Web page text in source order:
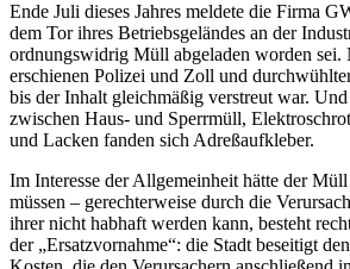
Ende Juli dieses Jahres meldete die Firma
dem Tor ihres Betriebsgeländes an der
ordnungswidrig Müll abgeladen worden sei.
erschienen Polizei und Zoll und
bis der Inhalt gleichmäßig verstreut war.
zwischen Haus- und Sperrmüll,
und Lacken fanden sich Adreßaufkleber.
Im Interesse der Allgemeinheit hätte der
müssen – gerechterweise durch die
ihrer nicht habhaft werden kann, besteht
der „Ersatzvornahme“: die Stadt beseitigt